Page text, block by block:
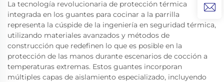
La tecnología revolucionaria de protección térmica
integrada en los guantes para cocinar a la parrilla
representa la cúspide de la ingeniería en seguridad térmica,
utilizando materiales avanzados y métodos de
construcción que redefinen lo que es posible en la
protección de las manos durante escenarios de cocción a
temperaturas extremas. Estos guantes incorporan
múltiples capas de aislamiento especializado, incluyendo